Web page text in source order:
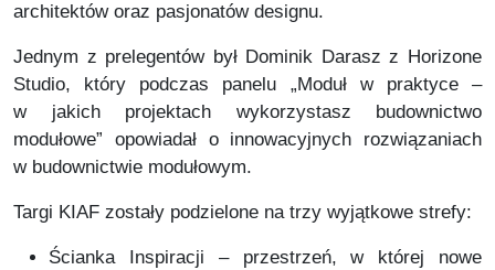
architektów oraz pasjonatów designu.
Jednym z prelegentów był Dominik Darasz z Horizone
Studio, który podczas panelu „Moduł w praktyce –
w jakich projektach wykorzystasz budownictwo
modułowe” opowiadał o innowacyjnych rozwiązaniach
w budownictwie modułowym.
Targi KIAF zostały podzielone na trzy wyjątkowe strefy:
Ścianka Inspiracji – przestrzeń, w której nowe